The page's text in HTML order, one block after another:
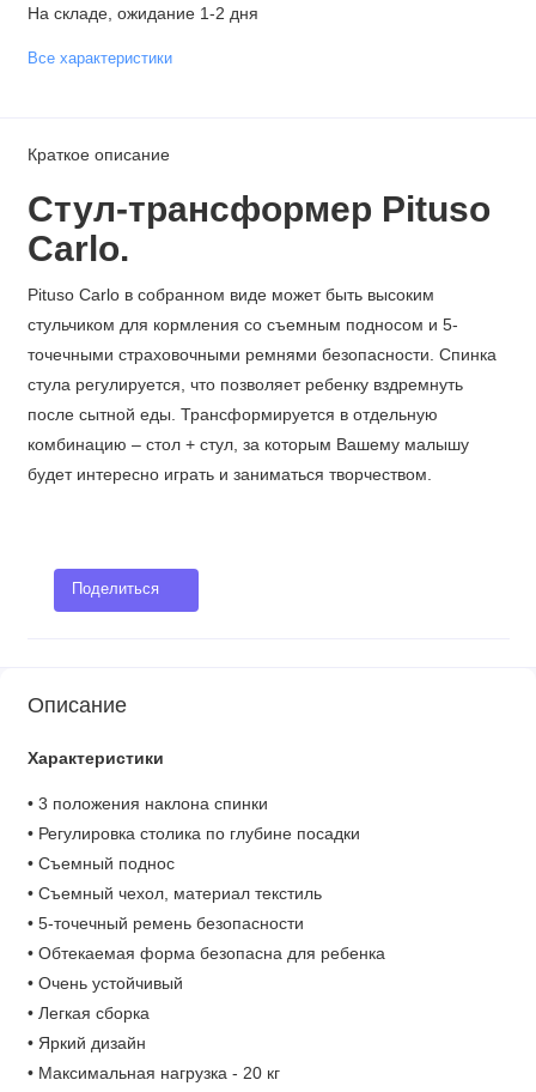
На складе, ожидание 1-2 дня
Все характеристики
Краткое описание
Стул-трансформер Pituso
Carlo.
Pituso Carlo в собранном виде может быть высоким
стульчиком для кормления со съемным подносом и 5-
точечными страховочными ремнями безопасности. Спинка
стула регулируется, что позволяет ребенку вздремнуть
после сытной еды. Трансформируется в отдельную
комбинацию – стол + стул, за которым Вашему малышу
будет интересно играть и заниматься творчеством.
Поделиться
Описание
Характеристики
• 3 положения наклона спинки
• Регулировка столика по глубине посадки
• Съемный поднос
• Съемный чехол, материал текстиль
• 5-точечный ремень безопасности
• Обтекаемая форма безопасна для ребенка
• Очень устойчивый
• Легкая сборка
• Яркий дизайн
• Максимальная нагрузка - 20 кг